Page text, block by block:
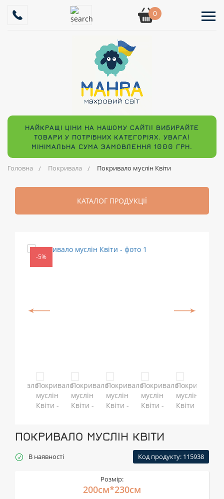
0
НАЙКРАЩІ ЦІНИ НА НАШОМУ САЙТІ! ВИБИРАЙТЕ
ТОВАРИ У ПОТРІБНИХ КАТЕГОРІЯХ. УВАГА!
МІНІМАЛЬНА СУМА ЗАМОВЛЕННЯ 1000 ГРН.
Головна Покривала Покривало муслін Квіти
КАТАЛОГ ПРОДУКЦІЇ
-5%
ПОКРИВАЛО МУСЛІН КВІТИ
В наявності Код продукту: 115938
Розмір:
200см*230см